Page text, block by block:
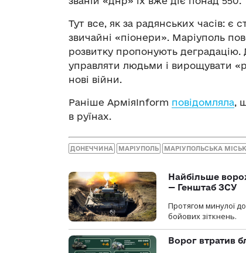
Тут все, як за радянських часів: є
звичайні «піонери». Маріуполь
розвитку пропонують
управляти людьми і вирощувати
нові війни.
Раніше АрміяInform повідомляла,
в руїнах.
ДОНЕЧЧИНА МАРІУПОЛЬ МАРІУПОЛЬСЬКА
Найбільше
— Генштаб ЗСУ
Протягом минулої
бойових зіткнень.
Ворог втратив